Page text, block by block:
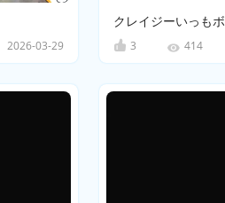
2026-03-29
クレイジーいっも
3 414